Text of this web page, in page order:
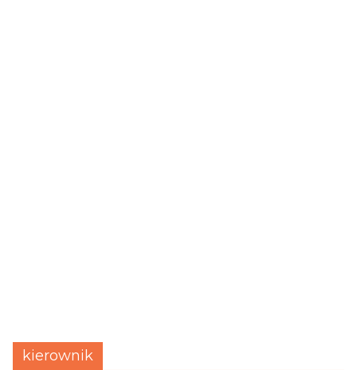
kierownik